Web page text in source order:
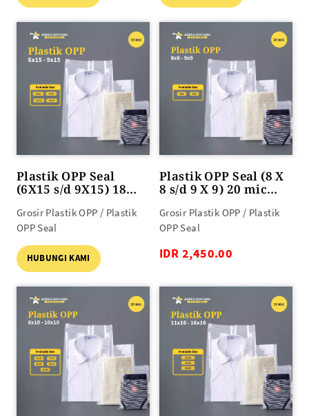
Plastik OPP Seal
(6X15 s/d 9X15) 18
Grosir Plastik OPP / Plastik
OPP Seal
HUBUNGI KAMI
Plastik OPP Seal (8 X
8 s/d 9 X 9) 20 mic
Grosir Plastik OPP / Plastik
OPP Seal
IDR 2,450.00